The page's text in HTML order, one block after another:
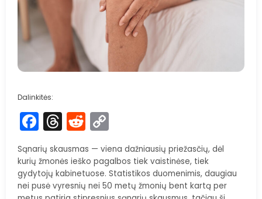
Dalinkitės:
Facebook
Threads
Reddit
Link
Sąnarių skausmas — viena dažniausių priežasčių, dėl
kurių žmonės ieško pagalbos tiek vaistinėse, tiek
gydytojų kabinetuose. Statistikos duomenimis, daugiau
nei pusė vyresnių nei 50 metų žmonių bent kartą per